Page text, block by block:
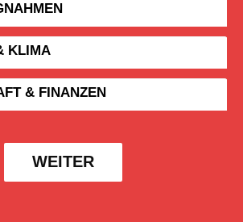
KLIMA
& FINANZEN
WEITER